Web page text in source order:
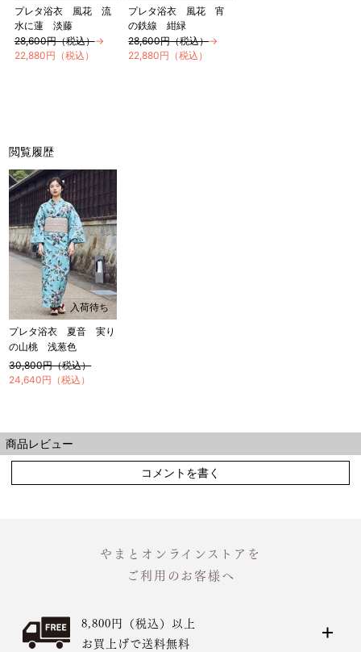
プレタ浴衣 風花 流
水に蓮 淡藤
28,600円（税込）→
22,880円（税込）
プレタ浴衣 風花 宵
の鉄線 紺緑
28,600円（税込）→
22,880円（税込）
閲覧履歴
入荷待ち
プレタ浴衣 夏音 実り
の山桃 浅葱色
30,800円（税込）
24,640円（税込）
商品レビュー
コメントを書く
やまとオンラインストアを
ご利用のお客様へ
8,800円（税込）以上
お買上げで送料無料